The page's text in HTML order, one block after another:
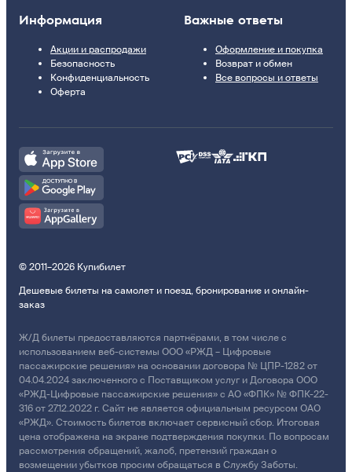
Информация
Акции и распродажи
Безопасность
Конфиденциальность
Оферта
Важные ответы
Оформление и покупка
Возврат и обмен
Все вопросы и ответы
© 2011–2026 Купибилет
Дешевые билеты на самолет и поезд, бронирование и онлайн-
заказ
Ж/Д билеты предоставляются партнёрами, в том числе с
использованием веб-системы ООО «РЖД – Цифровые
пассажирские решения» на основании договора № ЦПР-1282 от
04.04.2024 заключенного с Поставщиком услуг и Договора ООО
«РЖД-Цифровые пассажирские решения» с АО «ФПК» № ФПК-22-
316 от 27.12.2022 г. Сайт не является официальным ресурсом ОАО
«РЖД». Стоимость билетов включает сервисный сбор. Итоговая
цена отображена на экране подтверждения покупки. По вопросам
рассмотрения обращений, жалоб, претензий граждан о
возмещении убытков просим обращаться в Службу Заботы.